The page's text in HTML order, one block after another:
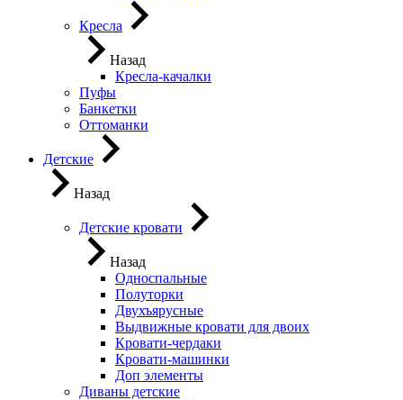
Кресла
Назад
Кресла-качалки
Пуфы
Банкетки
Оттоманки
Детские
Назад
Детские кровати
Назад
Односпальные
Полуторки
Двухъярусные
Выдвижные кровати для двоих
Кровати-чердаки
Кровати-машинки
Доп элементы
Диваны детские